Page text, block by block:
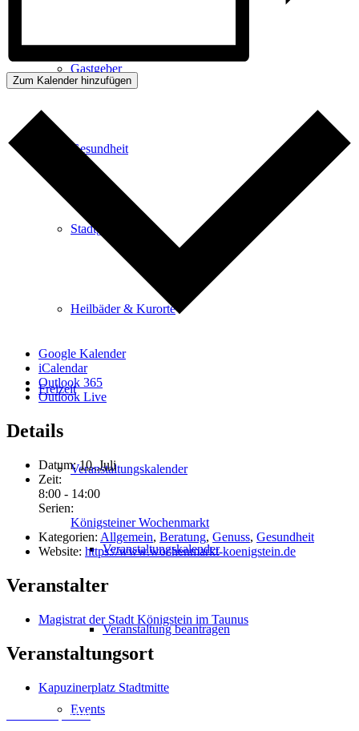
Gastgeber
Gesundheit
Stadtgeschichte
Heilbäder & Kurorte
Freizeit
Veranstaltungskalender
Veranstaltungskalender
Veranstaltung beantragen
Events
Zum Kalender hinzufügen
Google Kalender
iCalendar
Outlook 365
Outlook Live
Details
Datum: 10. Juli
Zeit:
8:00 - 14:00
Serien:
Königsteiner Wochenmarkt
Kategorien: Allgemein, Beratung, Genuss, Gesundheit
Website: https://www.wochenmarkt-koenigstein.de
Veranstalter
Magistrat der Stadt Königstein im Taunus
Veranstaltungsort
Kapuzinerplatz Stadtmitte
Inhalt entsperren